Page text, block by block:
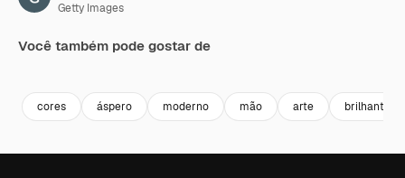
Getty Images
Você também pode gostar de
cores áspero moderno mão arte brilhante